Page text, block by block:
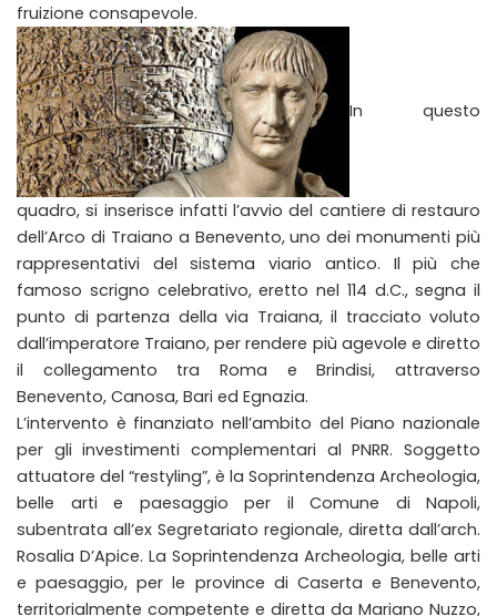
fruizione consapevole.
In questo
quadro, si inserisce infatti l’avvio del cantiere di restauro
dell’Arco di Traiano a Benevento, uno dei monumenti più
rappresentativi del sistema viario antico. Il più che
famoso scrigno celebrativo, eretto nel 114 d.C., segna il
punto di partenza della via Traiana, il tracciato voluto
dall’imperatore Traiano, per rendere più agevole e diretto
il collegamento tra Roma e Brindisi, attraverso
Benevento, Canosa, Bari ed Egnazia.
L’intervento è finanziato nell’ambito del Piano nazionale
per gli investimenti complementari al PNRR. Soggetto
attuatore del “restyling”, è la Soprintendenza Archeologia,
belle arti e paesaggio per il Comune di Napoli,
subentrata all’ex Segretariato regionale, diretta dall’arch.
Rosalia D’Apice. La Soprintendenza Archeologia, belle arti
e paesaggio, per le province di Caserta e Benevento,
territorialmente competente e diretta da Mariano Nuzzo,